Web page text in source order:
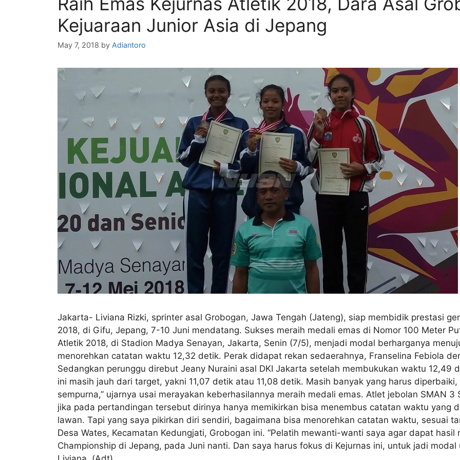
Kejuaraan Junior Asia di Jepang
May 7, 2018 by Adiantoro
Jakarta- Liviana Rizki, sprinter asal Grobogan, Jawa Tengah (Jateng), siap membidik prestasi
2018, di Gifu, Jepang, 7-10 Juni mendatang. Sukses meraih medali emas di Nomor 100 Meter
Atletik 2018, di Stadion Madya Senayan, Jakarta, Senin (7/5), menjadi modal berharganya
menorehkan catatan waktu 12,32 detik. Perak didapat rekan sedaerahnya, Franselina Febiola
Sedangkan perunggu direbut Jeany Nuraini asal DKI Jakarta setelah membukukan waktu 12,49
ini masih jauh dari target, yakni 11,07 detik atau 11,08 detik. Masih banyak yang harus
sempurna,” ujarnya usai merayakan keberhasilannya meraih medali emas. Atlet jebolan SMAN
jika pada pertandingan tersebut dirinya hanya memikirkan bisa menembus catatan waktu yang
lawan. Tapi yang saya pikirkan diri sendiri, bagaimana bisa menorehkan catatan waktu, sesuai
Desa Wates, Kecamatan Kedungjati, Grobogan ini. “Pelatih mewanti-wanti saya agar dapat
Championship di Jepang, pada Juni nanti. Dan saya harus fokus di Kejurnas ini, untuk jadi